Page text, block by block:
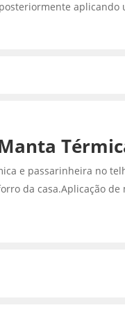
aplicando
e passarinheira no
da casa.Aplicação de